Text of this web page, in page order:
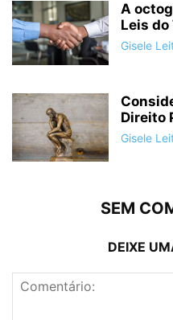
A
Leis do
Gisele
Direito
Gisele
SEM
DEIXE